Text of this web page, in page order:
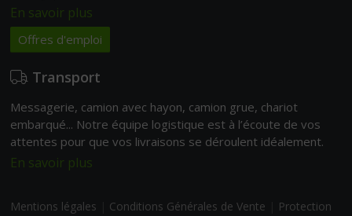
En savoir plus
Offres d'emploi
Transport
Messagerie, camion avec hayon, camion grue, chariot
embarqué... Notre équipe logistique est à l’écoute de vos
attentes pour que vos livraisons se déroulent idéalement.
En savoir plus
Mentions légales Conditions Générales de Vente
Protection